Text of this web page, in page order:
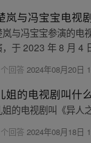
岚与冯宝宝电视
岚与冯宝宝参演的电
，于 2023 年 8 月 4
个回答2024年08月20日
姐的电视剧叫什
姐的电视剧叫《异人
回答 2024年08月18日